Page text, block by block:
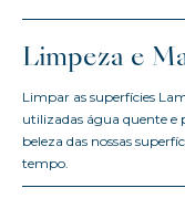
Limpeza e
Limpar as superfícies
utilizadas água quente e
beleza das nossas
tempo.